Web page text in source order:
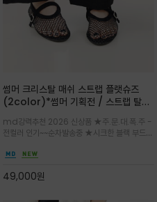
썸머 크리스탈 매쉬 스트랩 플랫슈즈
(2color)*썸머 기획전 / 스트랩 탈착
세한 메쉬 짜임 위로 은은하게 반짝이는
크리스탈 디테일을 더한 플랫슈즈
md강력추천 2026 신상품 ★주.문.대.폭.주 -
전컬러 인기~~순차발송중 ★시크한 블랙 부드러
하게 좋으며 가볍고 시원해 데일리 만능 아이템 /
49,000원